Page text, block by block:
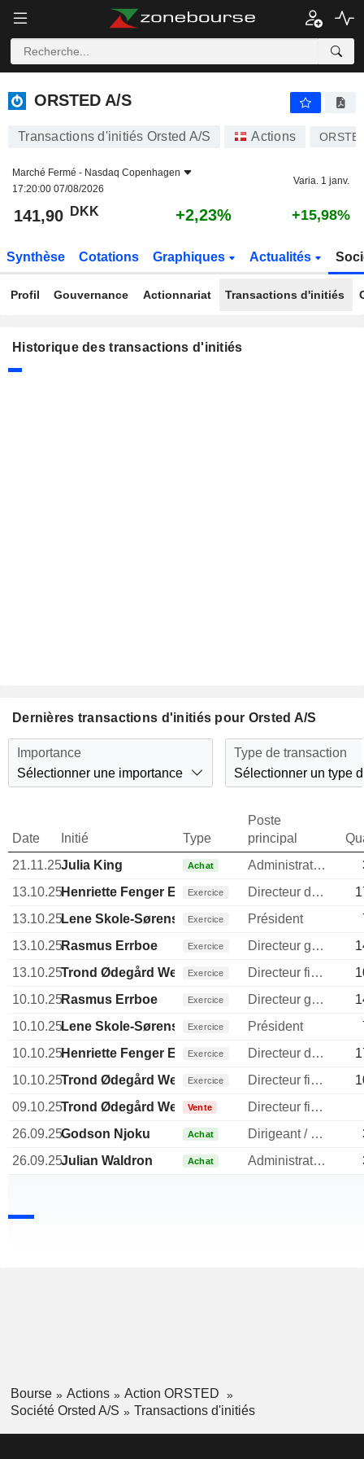
ORSTED A/S
ORSTED A/S
Transactions d'initiés Orsted A/S Actions
Marché Fermé - Nasdaq Copenhagen
17:20:00 07/08/2026
Varia. 1 janv.
141,90 DKK +2,23% +15,98%
Synthèse Cotations Graphiques Actualités
Profil Gouvernance Actionnariat Transactions d'initiés
Historique des transactions d'initiés
Dernières transactions d'initiés pour Orsted A/S
Importance
Sélectionner une importance
Type de transaction
Sélectionner un type
Date Initié Type
Poste
principal
21.11.25Julia King Achat Administrateur
13.10.25Henriette Fenger Ellekrog
Exercice Directeur des ressources humaines
13.10.25Lene Skole-SørensenExercice Président
13.10.25Rasmus Errboe Exercice Directeur general
13.10.25Trond Ødegård WestlieExercice Directeur financier
10.10.25Rasmus Errboe Exercice Directeur general
10.10.25Lene Skole-SørensenExercice Président
10.10.25Henriette Fenger Ellekrog
Exercice Directeur des ressources humaines
10.10.25Trond Ødegård WestlieExercice Directeur financier
09.10.25Trond Ødegård Westlie
Vente
Directeur financier
26.09.25Godson Njoku Achat Dirigeant / cadre principal
26.09.25Julian Waldron Achat Administrateur
Bourse Actions
Action ORSTED
Société Orsted A/S
Transactions d'initiés